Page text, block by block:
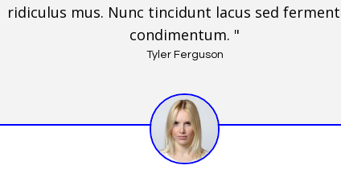
ridiculus mus. Nunc tincidunt lacus sed
condimentum. "
Tyler Ferguson